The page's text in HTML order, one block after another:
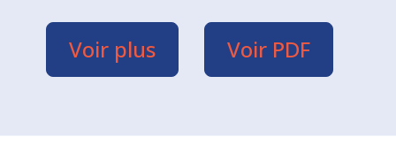
Voir plus Voir PDF